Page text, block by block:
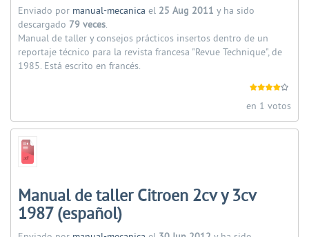
Enviado por manual-mecanica el 25 Aug 2011 y ha sido
descargado 79 veces.
Manual de taller y consejos prácticos insertos dentro de un
reportaje técnico para la revista francesa "Revue Technique", de
1985. Está escrito en francés.
en 1 votos
Manual de taller Citroen 2cv y 3cv
1987 (español)